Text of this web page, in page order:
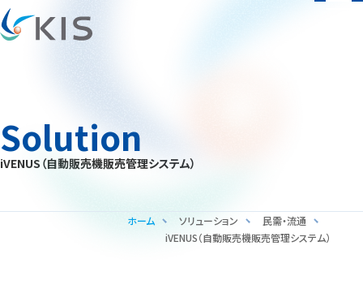
iVENUS（自動販売機販売管理システム）
Solution
ホーム ソリューション
民需・流通
iVENUS（自動販売機販売管理システム）